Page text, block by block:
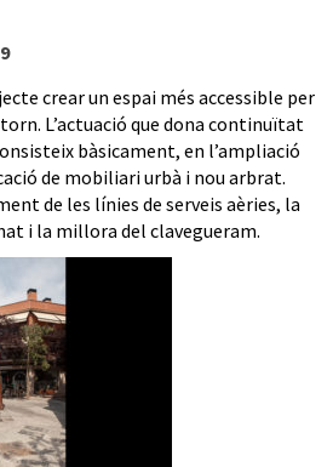
crear un espai més accessible per
L’actuació que dona continuïtat
bàsicament, en l’ampliació
de mobiliari urbà i nou arbrat.
de les línies de serveis aèries, la
i la millora del clavegueram.